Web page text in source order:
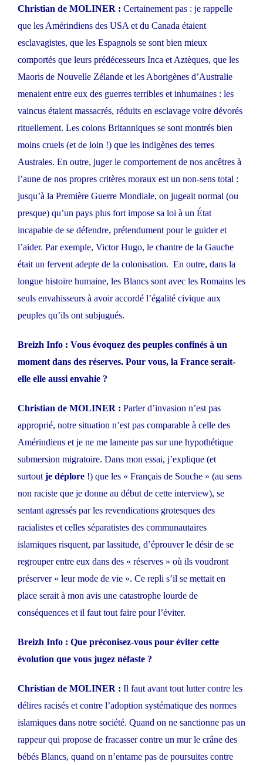
Christian de MOLINER : Certainement pas : je rappelle
que les Amérindiens des USA et du Canada étaient
esclavagistes, que les Espagnols se sont bien mieux
comportés que leurs prédécesseurs Inca et Aztèques, que les
Maoris de Nouvelle Zélande et les Aborigènes d’Australie
menaient entre eux des guerres terribles et inhumaines : les
vaincus étaient massacrés, réduits en esclavage voire dévorés
rituellement. Les colons Britanniques se sont montrés bien
moins cruels (et de loin !) que les indigènes des terres
Australes. En outre, juger le comportement de nos ancêtres à
l’aune de nos propres critères moraux est un non-sens total :
jusqu’à la Première Guerre Mondiale, on jugeait normal (ou
presque) qu’un pays plus fort impose sa loi à un État
incapable de se défendre, prétendument pour le guider et
l’aider. Par exemple, Victor Hugo, le chantre de la Gauche
était un fervent adepte de la colonisation. En outre, dans la
longue histoire humaine, les Blancs sont avec les Romains les
seuls envahisseurs à avoir accordé l’égalité civique aux
peuples qu’ils ont subjugués.
Breizh Info : Vous évoquez des peuples confinés à un
moment dans des réserves. Pour vous, la France serait-
elle elle aussi envahie ?
Christian de MOLINER : Parler d’invasion n’est pas
approprié, notre situation n’est pas comparable à celle des
Amérindiens et je ne me lamente pas sur une hypothétique
submersion migratoire. Dans mon essai, j’explique (et
surtoutje déplore !) que les « Français de Souche » (au sens
non raciste que je donne au début de cette interview), se
sentant agressés par les revendications grotesques des
racialistes et celles séparatistes des communautaires
islamiques risquent, par lassitude, d’éprouver le désir de se
regrouper entre eux dans des « réserves » où ils voudront
préserver « leur mode de vie ». Ce repli s’il se mettait en
place serait à mon avis une catastrophe lourde de
conséquences et il faut tout faire pour l’éviter.
Breizh Info : Que préconisez-vous pour éviter cette
évolution que vous jugez néfaste ?
Christian de MOLINER : Il faut avant tout lutter contre les
délires racisés et contre l’adoption systématique des normes
islamiques dans notre société. Quand on ne sanctionne pas un
rappeur qui propose de fracasser contre un mur le crâne des
bébés Blancs, quand on n’entame pas de poursuites contre